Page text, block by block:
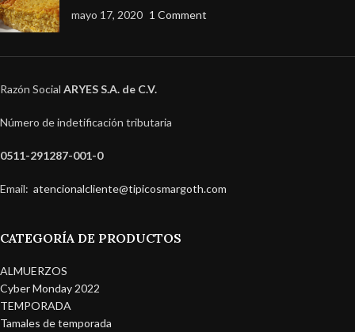
mayo 17, 2020 1 Comment
Razón Social ARYES S.A. de C.V.
Número de indetificación tributaria
0511-291287-001-0
Email: atencionalcliente@tipicosmargoth.com
CATEGORÍA DE PRODUCTOS
ALMUERZOS
Cyber Monday 2022
TEMPORADA
Tamales de temporada